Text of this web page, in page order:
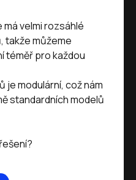
velmi rozsáhlé
takže můžeme
téměř pro každou
je modulární, což nám
standardních modelů